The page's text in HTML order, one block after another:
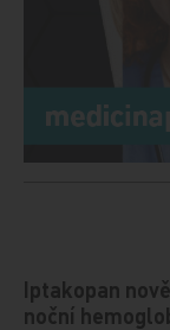
Iptakopan
noční